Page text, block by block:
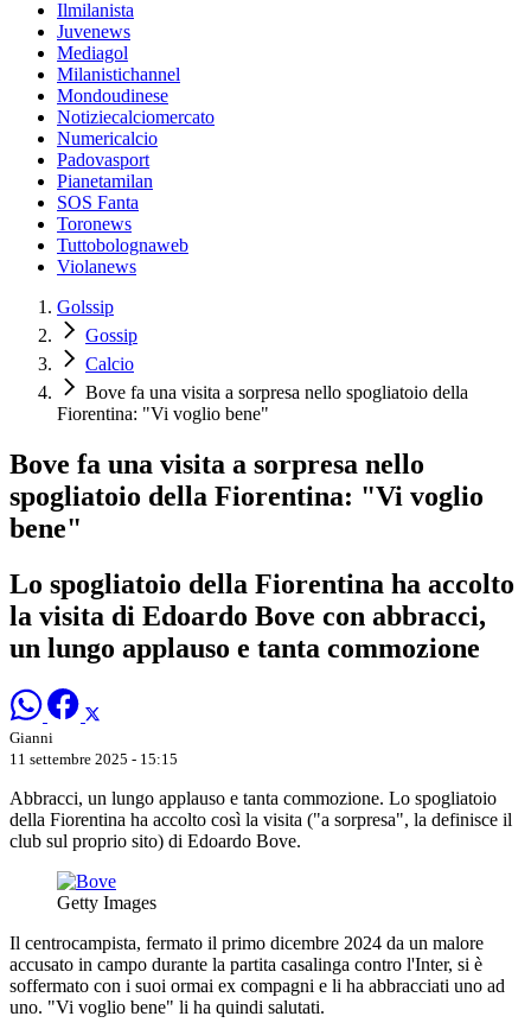
Ilmilanista
Juvenews
Mediagol
Milanistichannel
Mondoudinese
Notiziecalciomercato
Numericalcio
Padovasport
Pianetamilan
SOS Fanta
Toronews
Tuttobolognaweb
Violanews
Golssip
Gossip
Calcio
Bove fa una visita a sorpresa nello spogliatoio della
Fiorentina: "Vi voglio bene"
Bove fa una visita a sorpresa nello
spogliatoio della Fiorentina: "Vi voglio
bene"
Lo spogliatoio della Fiorentina ha accolto
la visita di Edoardo Bove con abbracci,
un lungo applauso e tanta commozione
Gianni
11 settembre 2025 - 15:15
Abbracci, un lungo applauso e tanta commozione. Lo spogliatoio
della Fiorentina ha accolto così la visita ("a sorpresa", la definisce il
club sul proprio sito) di Edoardo Bove.
Getty Images
Il centrocampista, fermato il primo dicembre 2024 da un malore
accusato in campo durante la partita casalinga contro l'Inter, si è
soffermato con i suoi ormai ex compagni e li ha abbracciati uno ad
uno. "Vi voglio bene" li ha quindi salutati.